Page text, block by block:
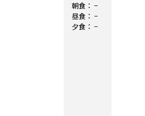
朝食： −
昼食： −
夕食： −